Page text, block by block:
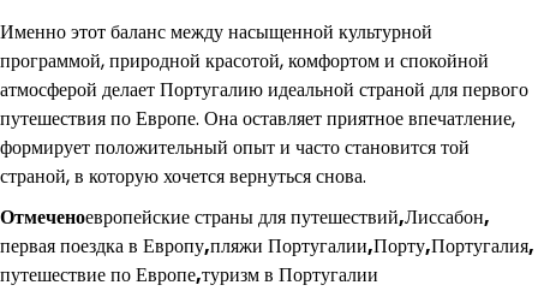
Именно этот баланс между насыщенной культурной
программой, природной красотой, комфортом и спокойной
атмосферой делает Португалию идеальной страной для первого
путешествия по Европе. Она оставляет приятное впечатление,
формирует положительный опыт и часто становится той
страной, в которую хочется вернуться снова.
Отмеченоевропейские страны для путешествий,Лиссабон,
первая поездка в Европу,пляжи Португалии,Порту,Португалия,
путешествие по Европе,туризм в Португалии